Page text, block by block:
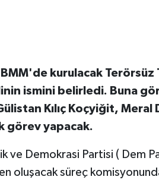
kurulacak
ismini belirledi. Buna
Kılıç Koçyiğit,
görev yapacak.
ve Demokrasi Partisi ( Dem
oluşacak süreç